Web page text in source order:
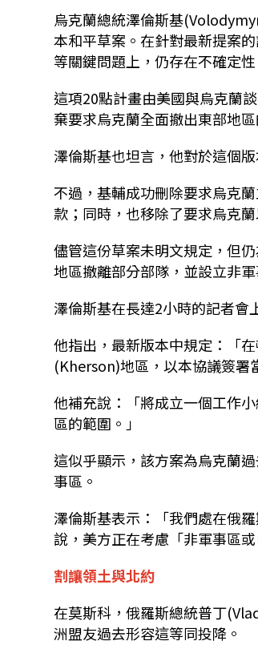
烏克蘭總統澤倫斯基
本和平草案。在針對最新提案
等關鍵問題上，仍存在不確定性
這項20點計畫由美國與烏克蘭
棄要求烏克蘭全面撤出東部地區
澤倫斯基也坦言，他對於這個
不過，基輔成功刪除要求烏克
款；同時，也移除了要求烏克
儘管這份草案未明文規定，但
地區撤離部分部隊，並設立非軍
澤倫斯基在長達2小時的記者會
他指出，最新版本中規定：「
(Kherson)地區，以本協議簽署
他補充說：「將成立一個工作
區的範圍。」
這似乎顯示，該方案為烏克蘭過
事區。
澤倫斯基表示：「我們處在俄
說，美方正在考慮「非軍事區
割讓領土與北約
在莫斯科，俄羅斯總統普丁
洲盟友過去形容這等同投降。